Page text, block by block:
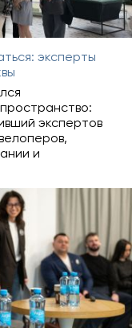
эксперты
экспертов
и